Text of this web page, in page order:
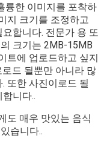
륭한 이미지를 포착하
지 크기를 조정하고
합니다. 전문가 용 또
크기는 2MB-15MB
트에 업로드하고 싶지
드 될뿐만 아니라 많
또한 사진이로드 될
니다..
도 매우 맛있는 음식
습니다..